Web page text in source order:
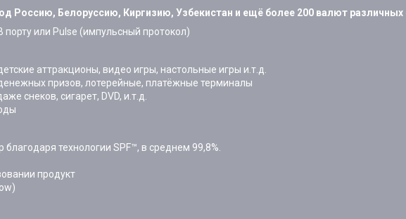
Россию, Белоруссию, Киргизию, Узбекистан и ещё более 200 валют различных
или Pulse (импульсный протокол)
аттракционы, видео игры, настольные игры и.т.д.
призов, лотерейные, платёжные терминалы
снеков, сигарет, DVD, и.т.д.
технологии SPF™, в среднем 99,8%.
продукт